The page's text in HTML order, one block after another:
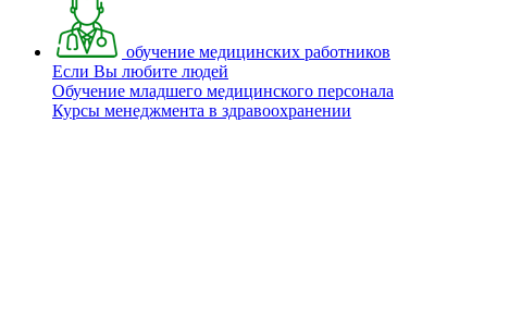
обучение медицинских работников
Если Вы любите людей
Обучение младшего медицинского персонала
Курсы менеджмента в здравоохранении